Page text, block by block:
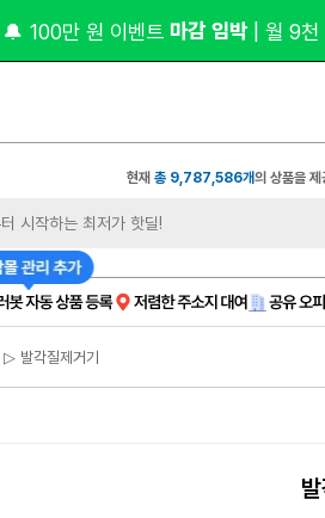
상품 사진 1장만 있으면❓ 모델컷/
현재총 9,787,586개의 상품을
▷ 발각질제거기